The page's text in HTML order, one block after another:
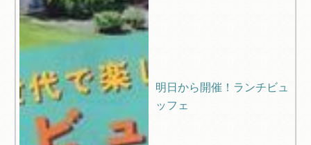
明日から開催！ランチビュ
ッフェ